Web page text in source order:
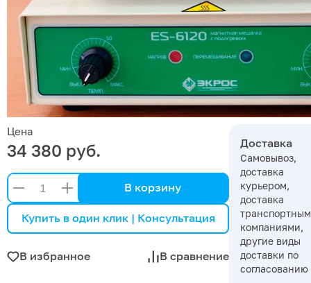
Цена
34 380 руб.
В корзину
Купить в один клик | Консультация
В избранное В сравнение
Доставка
Самовывоз,
доставка
курьером,
доставка
компаниями,
другие виды
доставки по
согласованию